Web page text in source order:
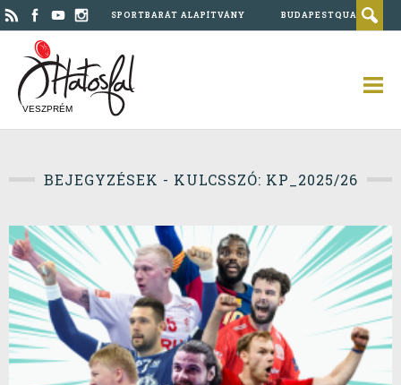
SPORTBARÁT ALAPÍTVÁNY BUDAPESTQUAD
VESZPRÉM
BEJEGYZÉSEK - KULCSSZÓ: KP_2025/26